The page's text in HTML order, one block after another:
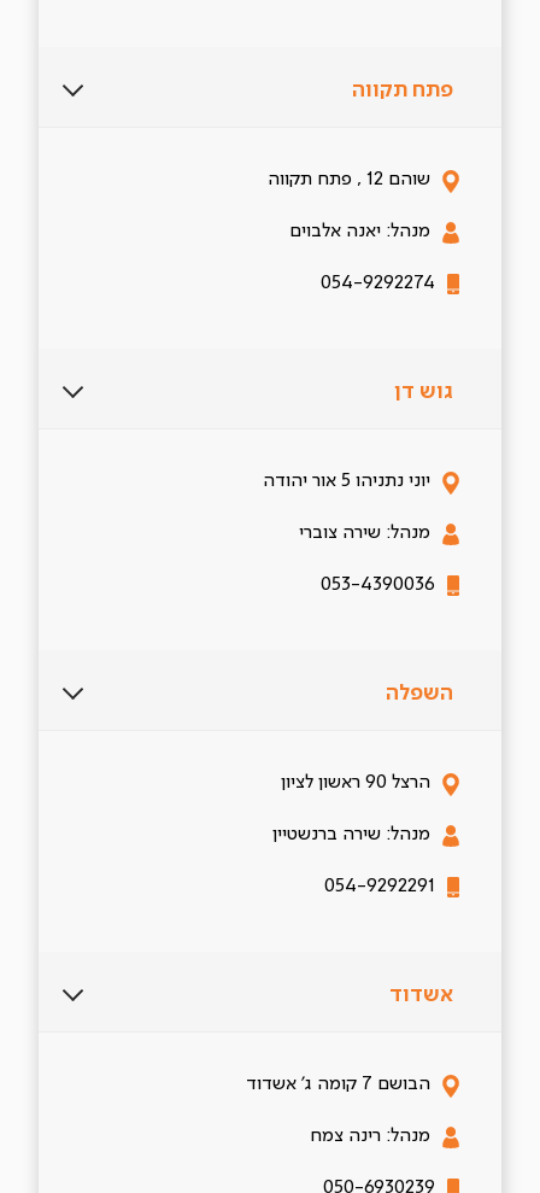
פתח תקווה
שוהם 12 , פתח תקווה
מנהל: יאנה אלבוים
054-9292274
גוש דן
יוני נתניהו 5 אור יהודה
מנהל: שירה צוברי
053-4390036
השפלה
הרצל 90 ראשון לציון
מנהל: שירה ברנשטיין
054-9292291
אשדוד
הבושם 7 קומה ג' אשדוד
מנהל: רינה צמח
050-6930239